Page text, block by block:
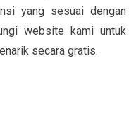
yang sesuai dengan
website kami untuk
secara gratis.